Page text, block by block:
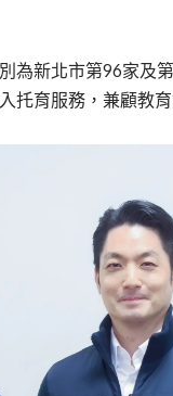
新北市第96家及
托育服務，兼顧教